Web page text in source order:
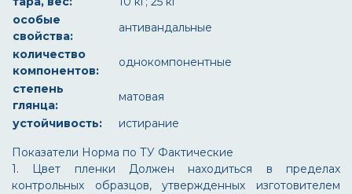
особые
свойства:
антивандальные
количество
компонентов:
однокомпонентные
степень
глянца:
матовая
устойчивость:
истирание
Показатели Норма по ТУ Фактические
1. Цвет пленки
Должен находиться в пределах
контрольных образцов, утвержденных изготовителем